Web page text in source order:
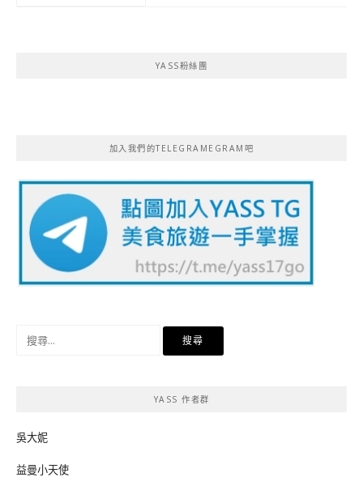
YASS粉絲團
加入我們的TELEGRAMEGRAM吧
YASS 作者群
吳大妮
益曼小天使